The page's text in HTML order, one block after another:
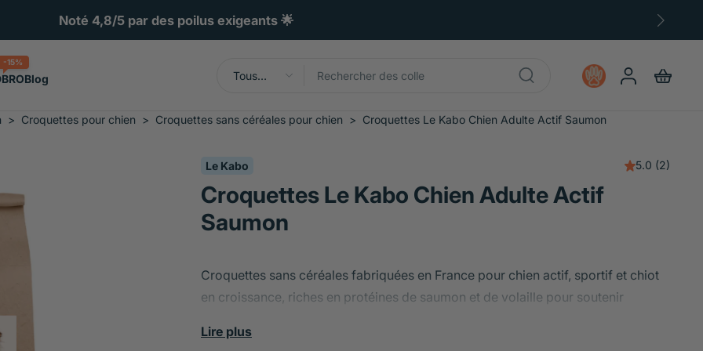
Noté 4,8/5 par des poilus exigeants 🌟
Tous
-15%
Blog
> Croquettes pour chien > Croquettes sans céréales pour chien > Croquettes Le Kabo Chien Adulte Actif Saumon
Le Kabo 5.0 (2)
Croquettes Le Kabo Chien Adulte Actif
Saumon
Croquettes sans céréales fabriquées en France pour chien actif, sportif et chiot
en croissance, riches en protéines de saumon et de volaille pour soutenir
Lire plus